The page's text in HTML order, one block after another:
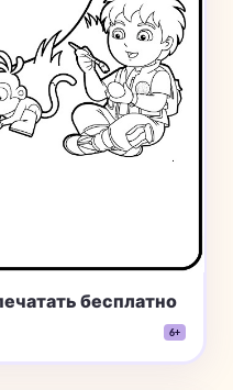
бесплатно
6+